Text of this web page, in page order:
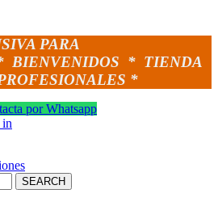
PARA
BIENVENIDOS * TIENDA
*
por Whatsapp
in
SEARCH